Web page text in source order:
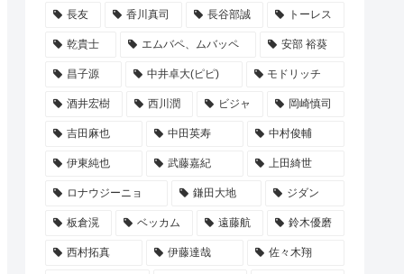
長友 香川真司 長谷部誠 トーレス
乾貴士 エムバペ、ムバッペ 安部 裕葵
昌子源 中井卓大(ピピ) モドリッチ
酒井宏樹 西川潤 ビジャ 岡崎慎司
吉田麻也 中田英寿 中村俊輔
伊東純也 武藤嘉紀 上田綺世
ロナウジーニョ 鎌田大地 ジダン
板倉滉 ベッカム 遠藤航 鈴木優磨
西村拓真 伊藤達哉 佐々木翔